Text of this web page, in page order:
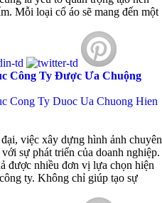
Mỗi loại cổ áo sẽ mang đến một
Công Ty Được Ưa Chuộng
việc xây dựng hình ảnh chuyên
sự phát triển của doanh nghiệp.
được nhiều đơn vị lựa chọn hiện
ty. Không chỉ giúp tạo sự